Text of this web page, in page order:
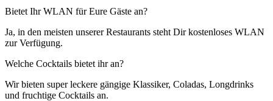
Bietet Ihr WLAN für Eure Gäste an?
Ja, in den meisten unserer Restaurants steht Dir kostenloses WLAN
zur Verfügung.
Welche Cocktails bietet ihr an?
Wir bieten super leckere gängige Klassiker, Coladas, Longdrinks
und fruchtige Cocktails an.